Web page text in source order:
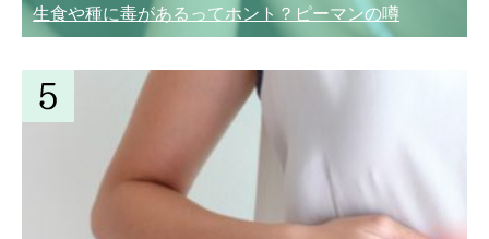
生食や種に毒があるってホント？ピーマンの噂